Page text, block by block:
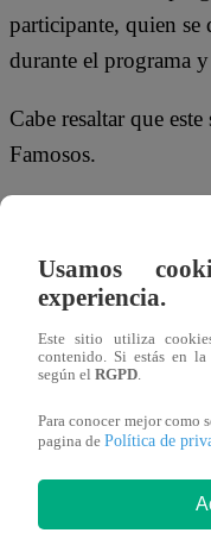
participante, quien
durante el programa
Cabe resaltar que
Famosos.
GINO
— Mila
Gino ha sido de
porque no
— Alexa
Usamos
experiencia.
Este sitio utiliza
contenido. Si estás en la
según el RGPD
Para conocer mejor como
pagina de Política de